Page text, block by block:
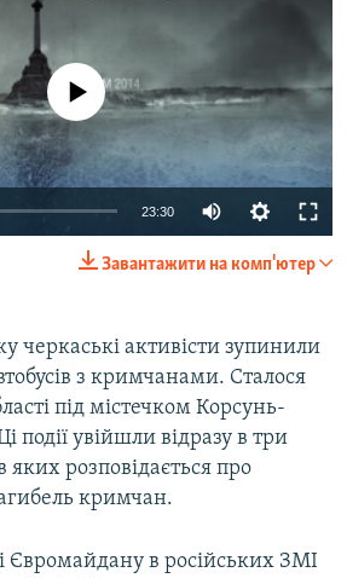
1080p
source currently available
23:30
1080p
Завантажити на комп'ютер
черкаські активісти зупинили
з кримчанами. Сталося
під містечком Корсунь-
події увійшли відразу в три
яких розповідається про
кримчан.
Євромайдану в російських ЗМІ